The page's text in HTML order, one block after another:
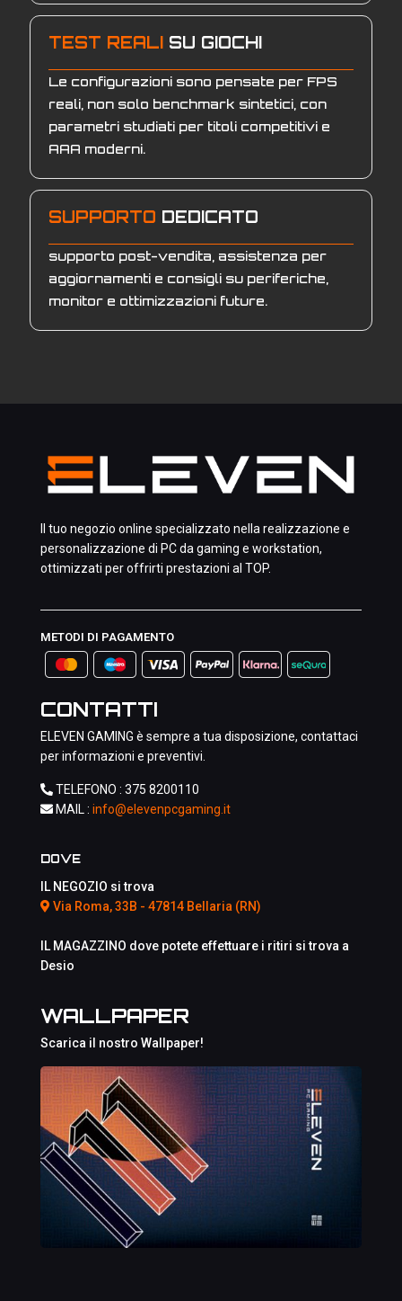
TEST REALI SU GIOCHI
Le configurazioni sono pensate per FPS
reali, non solo benchmark sintetici, con
parametri studiati per titoli competitivi e
AAA moderni.
SUPPORTO DEDICATO
supporto post-vendita, assistenza per
aggiornamenti e consigli su periferiche,
monitor e ottimizzazioni future.
Il tuo negozio online specializzato nella realizzazione e
personalizzazione di PC da gaming e workstation,
ottimizzati per offrirti prestazioni al TOP.
METODI DI PAGAMENTO
CONTATTI
ELEVEN GAMING è sempre a tua disposizione, contattaci
per informazioni e preventivi.
TELEFONO : 375 8200110
MAIL : info@elevenpcgaming.it
DOVE
IL NEGOZIO si trova
Via Roma, 33B - 47814 Bellaria (RN)
IL MAGAZZINO dove potete effettuare i ritiri si trova a
Desio
WALLPAPER
Scarica il nostro Wallpaper!